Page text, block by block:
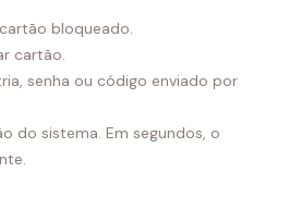
bloqueado.
cartão.
senha ou código enviado por
do sistema. Em segundos, o